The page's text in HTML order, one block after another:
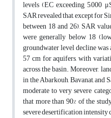
levels (EC exceeding 5,000
SAR revealed that, except for
between 18 and 26), SAR
were generally below 18
groundwater level decline
57 cm for aquifers, with
across the basin. Moreover,
in the Abarkouh, Bavanat, and
moderate to very severe
that more than 90% of the
severe desertification intensity